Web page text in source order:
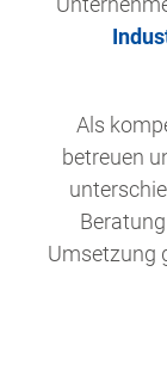
Als
betreuen
Umsetzung